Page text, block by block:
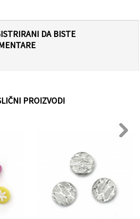
DA BISTE
PROIZVODI